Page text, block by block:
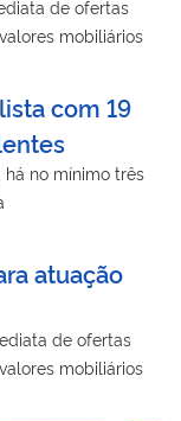
de ofertas
mobiliários
com 19
há no mínimo três
atuação
de ofertas
mobiliários